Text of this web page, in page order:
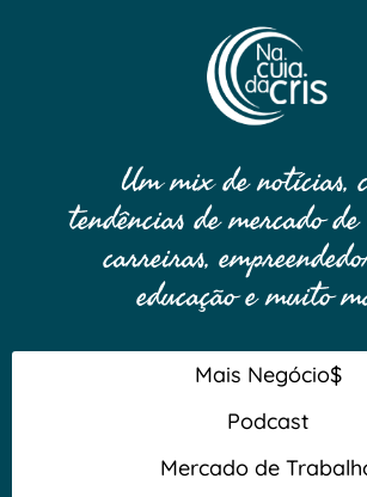
Um mix de notícias,
tendências de mercado
carreiras,
educação e muito
Mais Negócio$
Podcast
Mercado de